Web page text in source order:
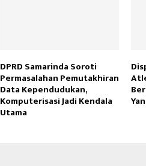
DPRD Samarinda Soroti
Permasalahan Pemutakhiran
Data Kependudukan,
Komputerisasi Jadi Kendala
Utama